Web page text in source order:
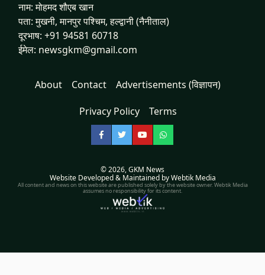
नाम: मोहमद शौएब खान
पता: मुखनी, मानपुर पश्चिम, हल्द्वानी (नैनीताल)
दूरभाष: +91 94581 60718
ईमेल: newsgkm@gmail.com
About Contact Advertisements (विज्ञापन)
Privacy Policy Terms
Facebook
TwitterYouTubeWhatsApp
© 2026,GKM News
Website Developed & Maintained by Webtik Media
All content and news on this website are published solely by the website owner. Webtik Media
assumes no responsibility for its content.